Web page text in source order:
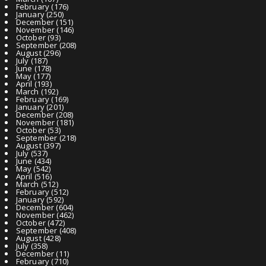
February(176)
January(250)
December(151)
November(146)
October(93)
September(208)
August(296)
July(187)
June(178)
May(177)
April (193)
March (192)
February(169)
January(201)
December(208)
November(181)
October(53)
September(218)
August(397)
July(537)
June(434)
May(542)
April (516)
March (512)
February(512)
January(592)
December(604)
November(462)
October(472)
September (408)
August(428)
July(358)
December(11)
February(710)